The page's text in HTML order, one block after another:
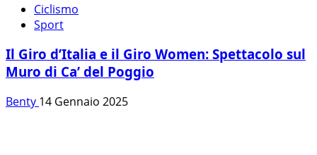
Ciclismo
Sport
Il Giro d’Italia e il Giro Women: Spettacolo sul
Muro di Ca’ del Poggio
Benty 14 Gennaio 2025